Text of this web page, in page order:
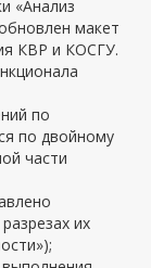
«Анализ
макет
КВР и КОСГУ.
по
по двойному
части
их